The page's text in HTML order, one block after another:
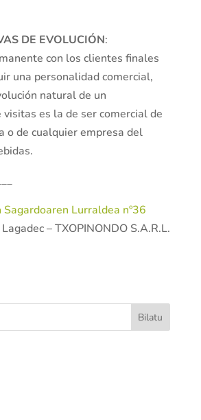
DE EVOLUCIÓN:
con los clientes finales
una personalidad comercial,
natural de un
visitas es la de ser comercial de
o de cualquier empresa del
Lurraldea nº36
– TXOPINONDO S.A.R.L.